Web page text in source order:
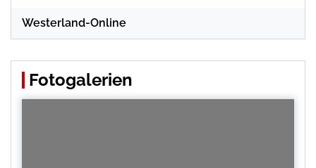
Westerland-Online
Fotogalerien